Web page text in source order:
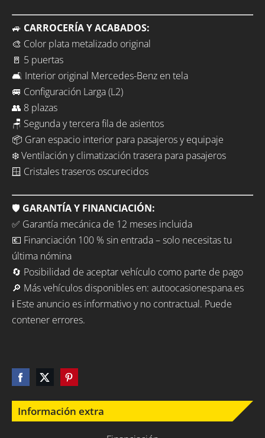
Información extra
🚙 CARROCERÍA Y ACABADOS:
🎨 Color plata metalizado original
🚪 5 puertas
🛋️ Interior original Mercedes-Benz en tela
🚐 Configuración Larga (L2)
👥 8 plazas
🪑 Segunda y tercera fila de asientos
📦 Gran espacio interior para pasajeros y equipaje
❄️ Ventilación y climatización trasera para pasajeros
🪟 Cristales traseros oscurecidos
🛡️ GARANTÍA Y FINANCIACIÓN:
✅ Garantía mecánica de 12 meses incluida
💶 Financiación 100 % sin entrada – solo necesitas tu
última nómina
🔄 Posibilidad de aceptar vehículo como parte de pago
🔎 Más vehículos disponibles en: autoocasionespana.es
ℹ️ Este anuncio es informativo y no contractual. Puede
contener errores.